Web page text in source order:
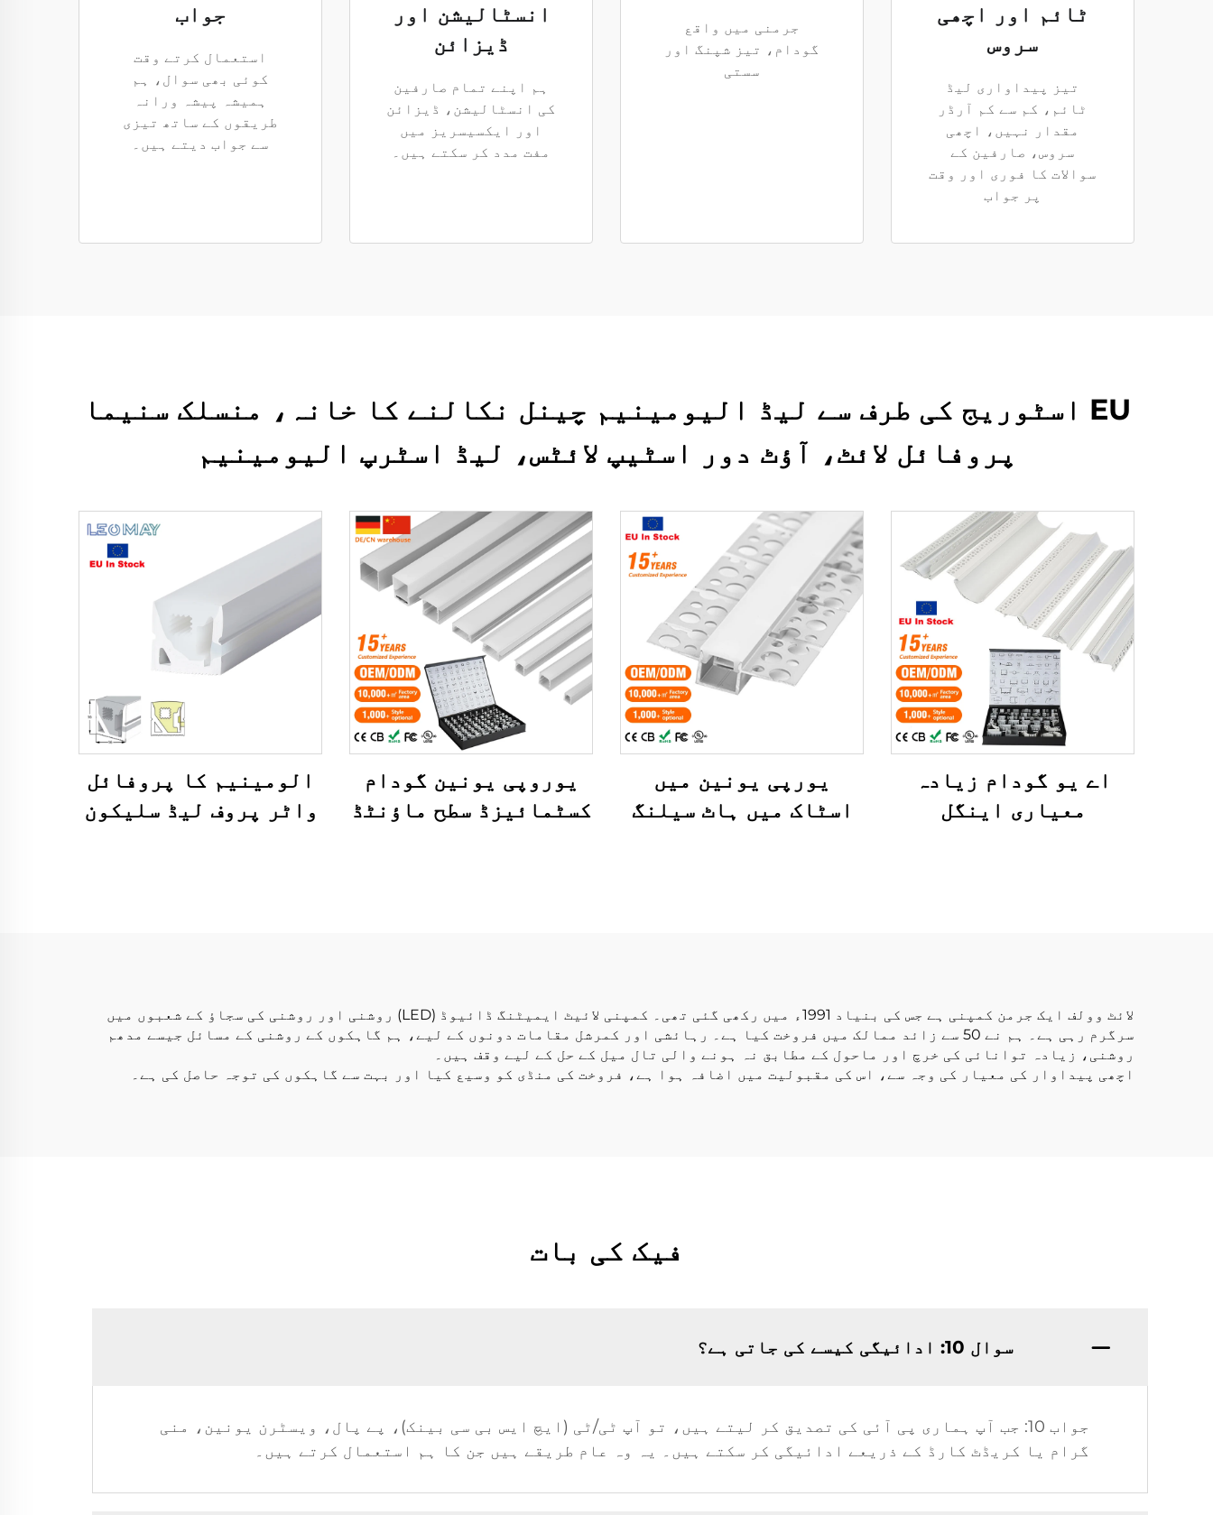
ٹائم اور اچھی
سروس
تیز پیداواری لیڈ
ٹائم، کم سے کم آرڈر
مقدار نہیں، اچھی
سروس، صارفین کے
سوالات کا فوری اور وقت
پر جواب
جرمنی میں واقع
گودام، تیز شپنگ اور
سستی
انسٹالیشن اور
ڈیزائن
ہم اپنے تمام صارفین
کی انسٹالیشن، ڈیزائن
اور ایکسیسریز میں
مفت مدد کر سکتے ہیں۔
جواب
استعمال کرتے وقت
کوئی بھی سوال، ہم
ہمیشہ پیشہ ورانہ
طریقوں کے ساتھ تیزی
سے جواب دیتے ہیں۔
EU اسٹوریج کی طرف سے لیڈ الیومینیم چینل نکالنے کا خانہ، منسلک سنیما
پروفائل لائٹ، آؤٹ دور اسٹیپ لائٹس، لیڈ اسٹرپ الیومینیم
اے یو گودام زیادہ
معیاری اینگل
یورپی یونین میں
اسٹاک میں ہاٹ سیلنگ
یوروپی یونین گودام
کسٹمائیزڈ سطح ماؤنٹڈ
الومینیم کا پروفائل
واٹر پروف لیڈ سلیکون
لائٹ وولف ایک جرمن کمپنی ہے جس کی بنیاد 1991ء میں رکھی گئی تھی۔ کمپنی لائیٹ ایمیٹنگ ڈائیوڈ (LED) روشنی اور روشنی کی سجاؤ کے شعبوں میں
سرگرم رہی ہے۔ ہم نے 50 سے زائد ممالک میں فروخت کیا ہے۔ رہائشی اور کمرشل مقامات دونوں کے لیے، ہم گاہکوں کے روشنی کے مسائل جیسے مدھم
روشنی، زیادہ توانائی کی خرچ اور ماحول کے مطابق نہ ہونے والی تال میل کے حل کے لیے وقف ہیں۔
اچھی پیداوار کی معیار کی وجہ سے، اس کی مقبولیت میں اضافہ ہوا ہے، فروخت کی منڈی کو وسیع کیا اور بہت سے گاہکوں کی توجہ حاصل کی ہے۔
فیک کی بات
سوال 10: ادائیگی کیسے کی جاتی ہے؟
جواب 10: جب آپ ہماری پی آئی کی تصدیق کر لیتے ہیں، تو آپ ٹی/ٹی (ایچ ایس بی سی بینک)، پے پال، ویسٹرن یونین، منی
گرام یا کریڈٹ کارڈ کے ذریعے ادائیگی کر سکتے ہیں۔ یہ وہ عام طریقے ہیں جن کا ہم استعمال کرتے ہیں۔